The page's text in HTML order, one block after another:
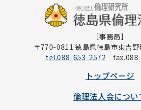
［事務局］
〒770-0811 徳島県徳島市東吉
tel.088-653-2572
トップページ
倫理法人会につい